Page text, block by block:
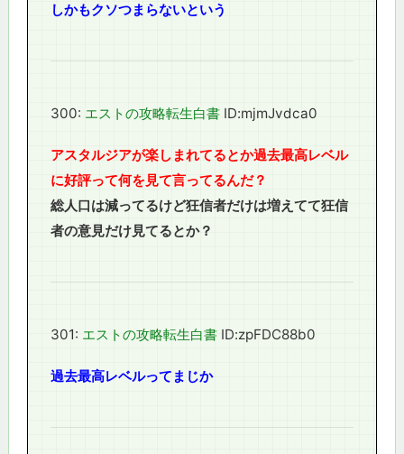
しかもクソつまらないという
300: エストの攻略転生白書 ID:mjmJvdca0
アスタルジアが楽しまれてるとか過去最高レベル
に好評って何を見て言ってるんだ？
総人口は減ってるけど狂信者だけは増えてて狂信
者の意見だけ見てるとか？
301: エストの攻略転生白書 ID:zpFDC88b0
過去最高レベルってまじか